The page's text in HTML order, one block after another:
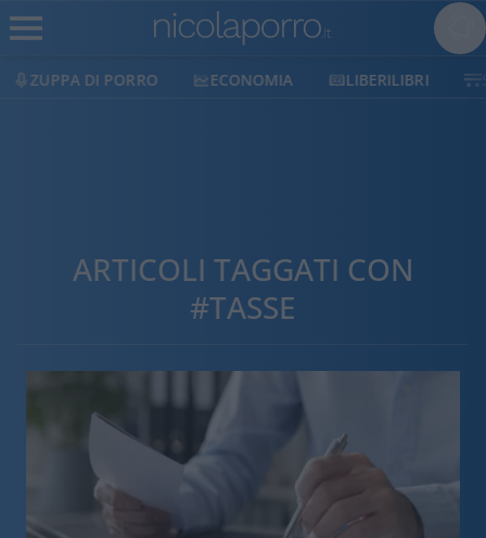
ECONOMIA LIBERILIBRI SHOP SOSTIENICI
ARTICOLI TAGGATI CON
#TASSE